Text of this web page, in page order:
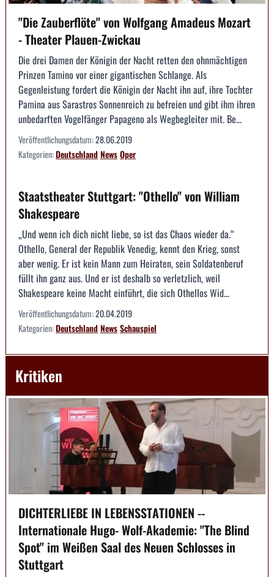
"Die Zauberflöte" von Wolfgang Amadeus Mozart
- Theater Plauen-Zwickau
Die drei Damen der Königin der Nacht retten den ohnmächtigen
Prinzen Tamino vor einer gigantischen Schlange. Als
Gegenleistung fordert die Königin der Nacht ihn auf, ihre Tochter
Pamina aus Sarastros Sonnenreich zu befreien und gibt ihm ihren
unbedarften Vogelfänger Papageno als Wegbegleiter mit. Be...
Veröffentlichungsdatum:28.06.2019
Kategorien:DeutschlandNewsOper
Staatstheater Stuttgart: "Othello" von William
Shakespeare
„Und wenn ich dich nicht liebe, so ist das Chaos wieder da.“
Othello, General der Republik Venedig, kennt den Krieg, sonst
aber wenig. Er ist kein Mann zum Heiraten, sein Soldatenberuf
füllt ihn ganz aus. Und er ist deshalb so verletzlich, weil
Shakespeare keine Macht einführt, die sich Othellos Wid...
Veröffentlichungsdatum:20.04.2019
Kategorien:DeutschlandNewsSchauspiel
Kritiken
DICHTERLIEBE IN LEBENSSTATIONEN --
Internationale Hugo- Wolf-Akademie: "The Blind
Spot" im Weißen Saal des Neuen Schlosses in
Stuttgart